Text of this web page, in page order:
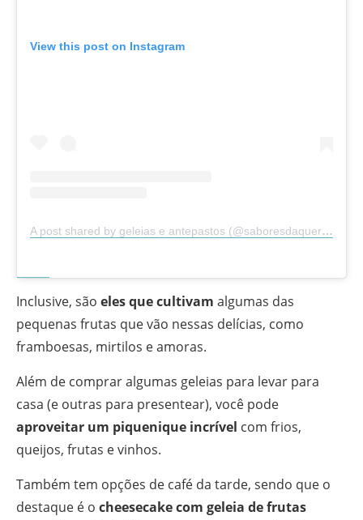
View this post on Instagram
A post shared by geleias e antepastos (@saboresdaquerencia)
Inclusive, são eles que cultivam algumas das
pequenas frutas que vão nessas delícias, como
framboesas, mirtilos e amoras.
Além de comprar algumas geleias para levar para
casa (e outras para presentear), você pode
aproveitar um piquenique incrível com frios,
queijos, frutas e vinhos.
Também tem opções de café da tarde, sendo que o
destaque é o cheesecake com geleia de frutas